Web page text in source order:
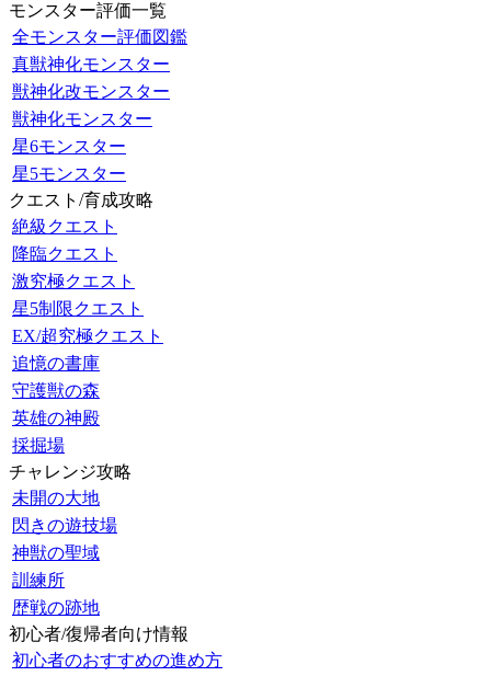
モンスター評価一覧
全モンスター評価図鑑
真獣神化モンスター
獣神化改モンスター
獣神化モンスター
星6モンスター
星5モンスター
クエスト/育成攻略
絶級クエスト
降臨クエスト
激究極クエスト
星5制限クエスト
EX/超究極クエスト
追憶の書庫
守護獣の森
英雄の神殿
採掘場
チャレンジ攻略
未開の大地
閃きの遊技場
神獣の聖域
訓練所
歴戦の跡地
初心者/復帰者向け情報
初心者のおすすめの進め方